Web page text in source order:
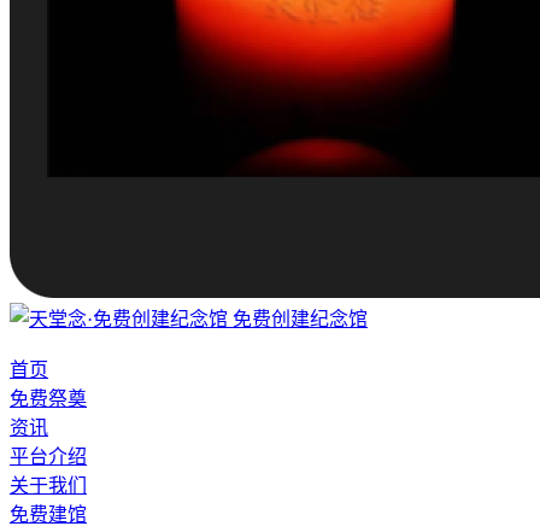
免费创建纪念馆
首页
免费祭奠
资讯
平台介绍
关于我们
免费建馆